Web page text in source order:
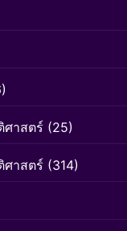
ศาสตร์ (25)
ศาสตร์ (314)